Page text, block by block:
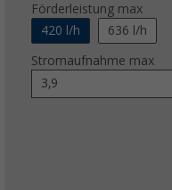
Förderleistung max
420 l/h
636 l/h
Stromaufnahme max
3,9